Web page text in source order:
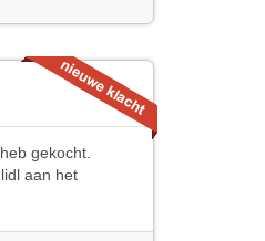
gekocht.
aan het